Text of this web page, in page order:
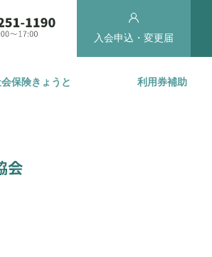
入会申込・変更届
保険きょうと 利用券補助